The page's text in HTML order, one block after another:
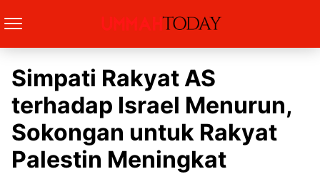
Simpati Rakyat AS
terhadap Israel Menurun,
Sokongan untuk Rakyat
Palestin Meningkat